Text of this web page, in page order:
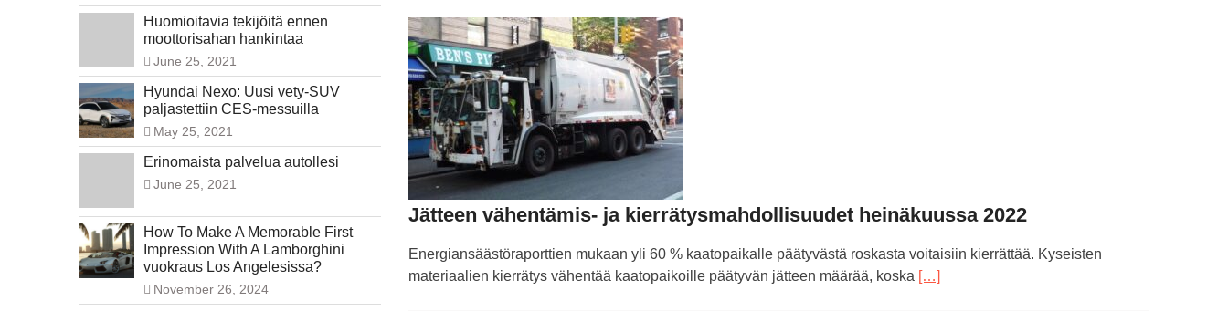
Jätteen vähentämis- ja kierrätysmahdollisuudet heinäkuussa 2022
Energiansäästöraporttien mukaan yli 60 % kaatopaikalle päätyvästä roskasta voitaisiin kierrättää. Kyseisten
materiaalien kierrätys vähentää kaatopaikoille päätyvän jätteen määrää, koska […]
Huomioitavia tekijöitä ennen
moottorisahan hankintaa
June 25, 2021
Hyundai Nexo: Uusi vety-SUV
paljastettiin CES-messuilla
May 25, 2021
Erinomaista palvelua autollesi
June 25, 2021
How To Make A Memorable First
Impression With A Lamborghini
vuokraus Los Angelesissa?
November 26, 2024